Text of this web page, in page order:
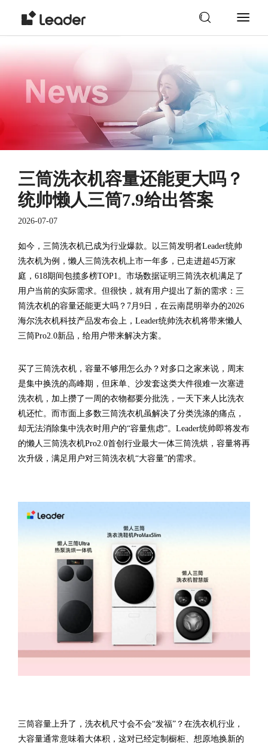
三筒洗衣机容量还能更大吗？
统帅懒人三筒7.9给出答案
2026-07-07
如今，三筒洗衣机已成为行业爆款。以三筒发明者Leader统帅
洗衣机为例，懒人三筒洗衣机上市一年多，已走进超45万家
庭，618期间包揽多榜TOP1。市场数据证明三筒洗衣机满足了
用户当前的实际需求。但很快，就有用户提出了新的需求：三
筒洗衣机的容量还能更大吗？7月9日，在云南昆明举办的2026
海尔洗衣机科技产品发布会上，Leader统帅洗衣机将带来懒人
三筒Pro2.0新品，给用户带来解决方案。
买了三筒洗衣机，容量不够用怎么办？对多口之家来说，周末
是集中换洗的高峰期，但床单、沙发套这类大件很难一次塞进
洗衣机，加上攒了一周的衣物都要分批洗，一天下来人比洗衣
机还忙。而市面上多数三筒洗衣机虽解决了分类洗涤的痛点，
却无法消除集中洗衣时用户的“容量焦虑”。Leader统帅即将发布
的懒人三筒洗衣机Pro2.0首创行业最大一体三筒洗烘，容量将再
次升级，满足用户对三筒洗衣机“大容量”的需求。
三筒容量上升了，洗衣机尺寸会不会“发福”？在洗衣机行业，
大容量通常意味着大体积，这对已经定制橱柜、想原地换新的